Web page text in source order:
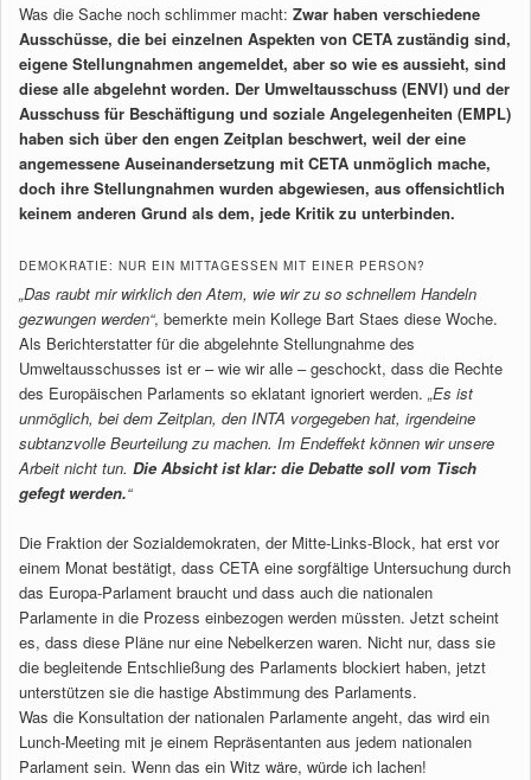
Was die Sache noch schlimmer macht: Zwar haben verschiedene
Ausschüsse, die bei einzelnen Aspekten von CETA zuständig sind,
eigene Stellungnahmen angemeldet, aber so wie es aussieht, sind
diese alle abgelehnt worden. Der Umweltausschuss (ENVI) und der
Ausschuss für Beschäftigung und soziale Angelegenheiten (EMPL)
haben sich über den engen Zeitplan beschwert, weil der eine
angemessene Auseinandersetzung mit CETA unmöglich mache,
doch ihre Stellungnahmen wurden abgewiesen, aus offensichtlich
keinem anderen Grund als dem, jede Kritik zu unterbinden.
DEMOKRATIE: NUR EIN MITTAGESSEN MIT EINER PERSON?
„Das raubt mir wirklich den Atem, wie wir zu so schnellem Handeln
gezwungen werden“, bemerkte mein Kollege Bart Staes diese Woche.
Als Berichterstatter für die abgelehnte Stellungnahme des
Umweltausschusses ist er – wie wir alle – geschockt, dass die Rechte
des Europäischen Parlaments so eklatant ignoriert werden. „Es ist
unmöglich, bei dem Zeitplan, den INTA vorgegeben hat, irgendeine
subtanzvolle Beurteilung zu machen. Im Endeffekt können wir unsere
Arbeit nicht tun. Die Absicht ist klar: die Debatte soll vom Tisch
gefegt werden.“
Die Fraktion der Sozialdemokraten, der Mitte-Links-Block, hat erst vor
einem Monat bestätigt, dass CETA eine sorgfältige Untersuchung durch
das Europa-Parlament braucht und dass auch die nationalen
Parlamente in die Prozess einbezogen werden müssten. Jetzt scheint
es, dass diese Pläne nur eine Nebelkerzen waren. Nicht nur, dass sie
die begleitende Entschließung des Parlaments blockiert haben, jetzt
unterstützen sie die hastige Abstimmung des Parlaments.
Was die Konsultation der nationalen Parlamente angeht, das wird ein
Lunch-Meeting mit je einem Repräsentanten aus jedem nationalen
Parlament sein. Wenn das ein Witz wäre, würde ich lachen!